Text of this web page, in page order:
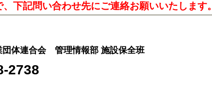
下記問い合わせ先にご連絡お願いいたします。
団体連合会 管理情報部 施設保全班
2738